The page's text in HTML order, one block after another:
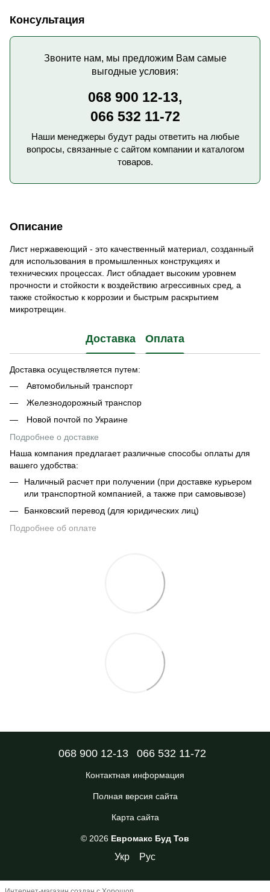
Консультация
Звоните нам, мы предложим Вам самые
выгодные условия:
068 900 12-13,
066 532 11-72
Наши менеджеры будут рады ответить на любые
вопросы, связанные с сайтом компании и каталогом
товаров.
Описание
Лист нержавеющий - это качественный материал, созданный
для использования в промышленных конструкциях и
технических процессах. Лист обладает высоким уровнем
прочности и стойкости к воздействию агрессивных сред, а
также стойкостью к коррозии и быстрым раскрытием
микротрещин.
Доставка Оплата
Доставка осуществляется путем:
Автомобильный транспорт
Железнодорожный транспор
Новой почтой по Украине
Подробнее о доставке
Наша компания предлагает различные способы оплаты для
вашего удобства:
Наличный расчет при получении (при доставке курьером
или транспортной компанией, а также при самовывозе)
Банковский перевод (для юридических лиц)
Подробнее об оплате
068 900 12-13 066 532 11-72
Контактная информация
Полная версия сайта
Карта сайта
© 2026 Евромакс Буд Тов
Укр Рус